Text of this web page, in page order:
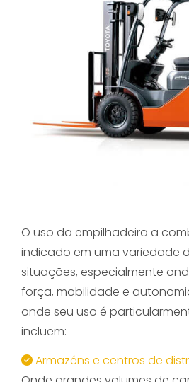
O uso da empilhadeira a
indicado em uma variedade
situações, especialmente
força, mobilidade e
onde seu uso é
incluem:
Armazéns e centros de